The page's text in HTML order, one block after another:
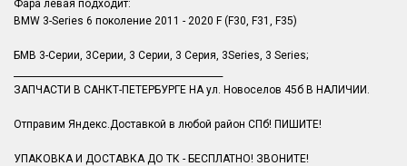
Фара левая подходит:
BMW 3-Series 6 поколение 2011 - 2020 F (F30, F31, F35)
БМВ 3-Серии, 3Серии, 3 Серии, 3 Серия, 3Series, 3 Series;
ЗАПЧАСТИ В САНКТ-ПЕТЕРБУРГЕ НА ул. Новоселов 45б В НАЛИЧИИ.
Отправим Яндекс.Доставкой в любой район СПб! ПИШИТЕ!
УПАКОВКА И ДОСТАВКА ДО ТК - БЕСПЛАТНО! ЗВОНИТЕ!